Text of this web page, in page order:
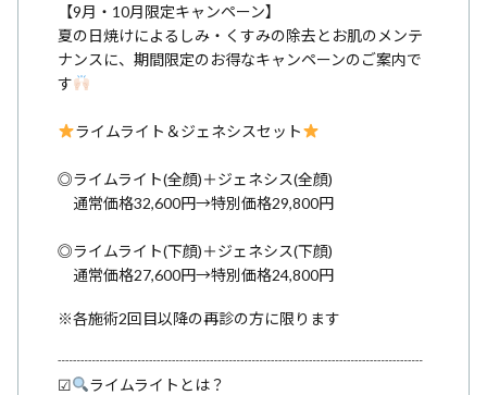
【9月・10月限定キャンペーン】
夏の日焼けによるしみ・くすみの除去とお肌のメンテ
ナンスに、期間限定のお得なキャンペーンのご案内で
す
ライムライト＆ジェネシスセット
◎ライムライト(全顔)＋ジェネシス(全顔)
通常価格32,600円→特別価格29,800円
◎ライムライト(下顔)＋ジェネシス(下顔)
通常価格27,600円→特別価格24,800円
※各施術2回目以降の再診の方に限ります
┈┈┈┈┈┈┈┈┈┈┈┈┈┈┈┈┈┈┈┈┈┈┈┈
☑︎
ライムライトとは？